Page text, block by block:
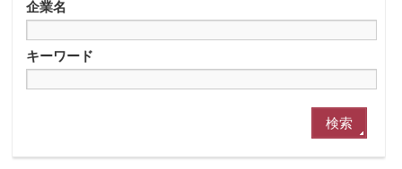
企業名
キーワード